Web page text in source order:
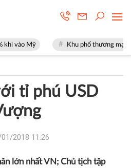
Khu phố thương mại SOHO tại The
tỉ phú USD
2018 11:26
lớn nhất VN; Chủ tịch tập